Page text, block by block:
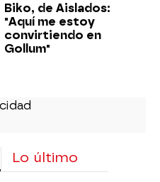
Biko, de Aislados:
"Aquí me estoy
convirtiendo en
Gollum"
Lo último